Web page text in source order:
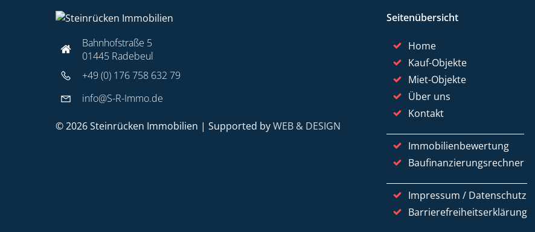
Bahnhofstraße 5
01445 Radebeul
+49 (0) 176 758 632 79
info@S-R-Immo.de
© 2026 Steinrücken Immobilien | Supported byWEB & DESIGN
Seitenübersicht
Home
Kauf-Objekte
Miet-Objekte
Über uns
Kontakt
Immobilienbewertung
Baufinanzierungsrechner
Impressum / Datenschutz
Barrierefreiheitserklärung